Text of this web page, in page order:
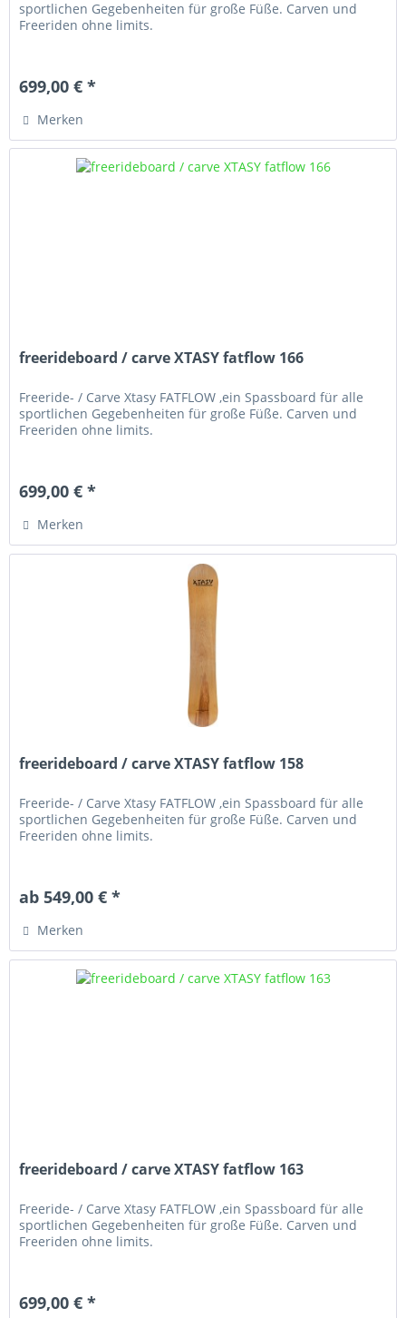
sportlichen Gegebenheiten für große Füße. Carven und
Freeriden ohne limits.
699,00 € *
Merken
freerideboard / carve XTASY fatflow 166
Freeride- / Carve Xtasy FATFLOW ,ein Spassboard für alle
sportlichen Gegebenheiten für große Füße. Carven und
Freeriden ohne limits.
699,00 € *
Merken
freerideboard / carve XTASY fatflow 158
Freeride- / Carve Xtasy FATFLOW ,ein Spassboard für alle
sportlichen Gegebenheiten für große Füße. Carven und
Freeriden ohne limits.
ab 549,00 € *
Merken
freerideboard / carve XTASY fatflow 163
Freeride- / Carve Xtasy FATFLOW ,ein Spassboard für alle
sportlichen Gegebenheiten für große Füße. Carven und
Freeriden ohne limits.
699,00 € *